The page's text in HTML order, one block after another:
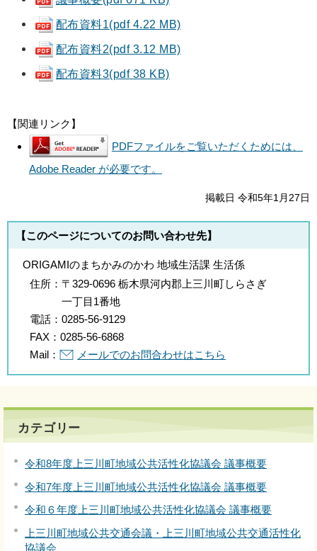
配布資料1(pdf 4.22 MB)
配布資料2(pdf 3.12 MB)
配布資料3(pdf 38 KB)
【関連リンク】
PDFファイルをご覧いただくためには、
Adobe Reader が必要です。
掲載日 令和5年1月27日
【このページについてのお問い合わせ先】
ORIGAMIのまちかみのかわ 地域生活課 生活係
住所： 〒329-0696 栃木県河内郡上三川町しらさぎ
一丁目1番地
電話： 0285-56-9129
FAX： 0285-56-6868
Mail：
メールでのお問合わせはこちら
カテゴリー
令和8年度上三川町地域公共活性化協議会 議事概要
令和7年度上三川町地域公共活性化協議会 議事概要
令和６年度上三川町地域公共活性化協議会 議事概要
上三川町地域公共交通会議・上三川町地域公共交通活性化
協議会